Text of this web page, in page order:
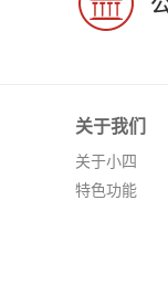
关于我们
关于小四
特色功能